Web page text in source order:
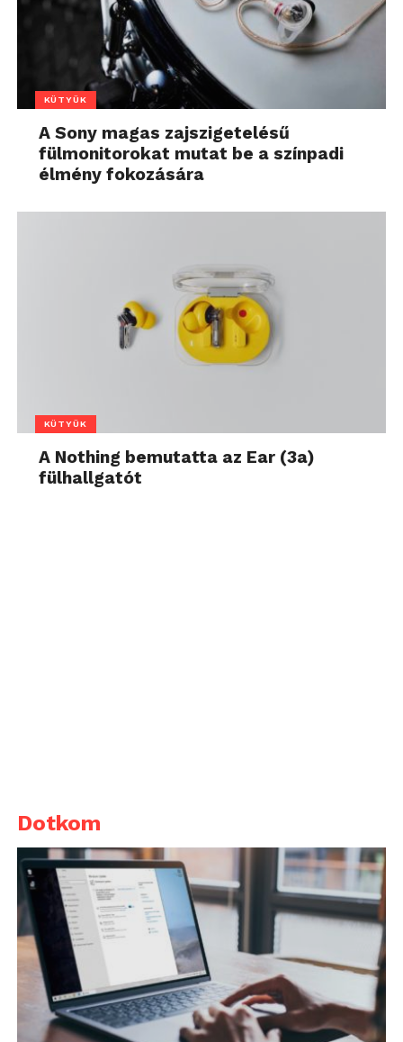
KÜTYÜK
A Sony magas zajszigetelésű
fülmonitorokat mutat be a színpadi
élmény fokozására
KÜTYÜK
A Nothing bemutatta az Ear (3a)
fülhallgatót
Dotkom